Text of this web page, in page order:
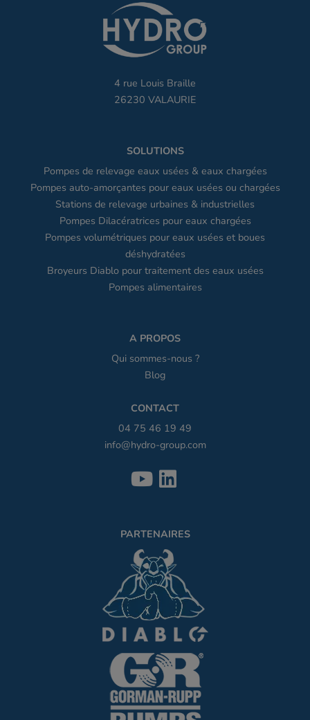
4 rue Louis Braille
26230 VALAURIE
SOLUTIONS
Pompes de relevage eaux usées & eaux chargées
Pompes auto-amorçantes pour eaux usées ou chargées
Stations de relevage urbaines & industrielles
Pompes Dilacératrices pour eaux chargées
Pompes volumétriques pour eaux usées et boues
déshydratées
Broyeurs Diablo pour traitement des eaux usées
Pompes alimentaires
A PROPOS
Qui sommes-nous ?
Blog
CONTACT
04 75 46 19 49
info@hydro-group.com
PARTENAIRES